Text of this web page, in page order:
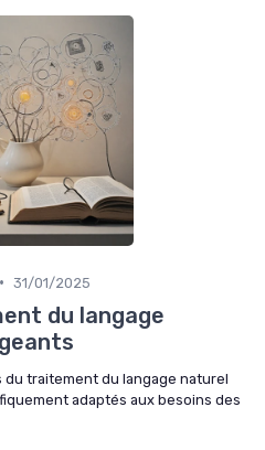
• 31/01/2025
du langage
traitement du langage naturel
adaptés aux besoins des